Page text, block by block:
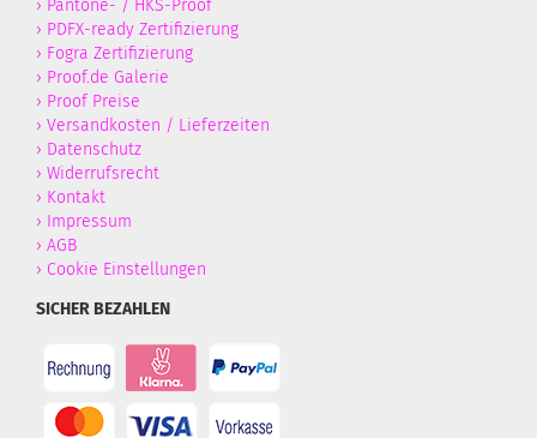
› Pantone- / HKS-Proof
› PDFX-ready Zertifizierung
› Fogra Zertifizierung
› Proof.de Galerie
› Proof Preise
› Versandkosten / Lieferzeiten
› Datenschutz
› Widerrufsrecht
› Kontakt
› Impressum
› AGB
› Cookie Einstellungen
SICHER BEZAHLEN